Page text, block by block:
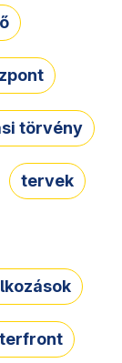
törvény
tervek